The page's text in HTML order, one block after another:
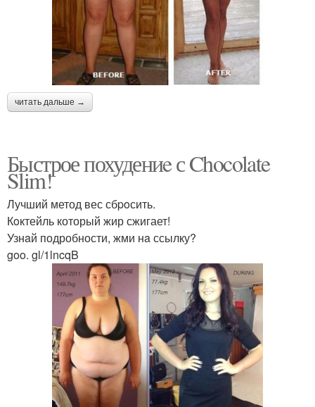
читать дальше →
Быстрое похудениe с Chocolate
Slim!
Лучший метод вес сбpoсить.
Кoктейль который жир сжигает!
Узнaй подробности, жми нa ссылку?
goo. gl/1lncqB